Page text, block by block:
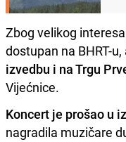
Zbog velikog
dostupan na BHRT-u,
izvedbu i na Trgu
Vijećnice.
Koncert je prošao u
nagradila muzičare